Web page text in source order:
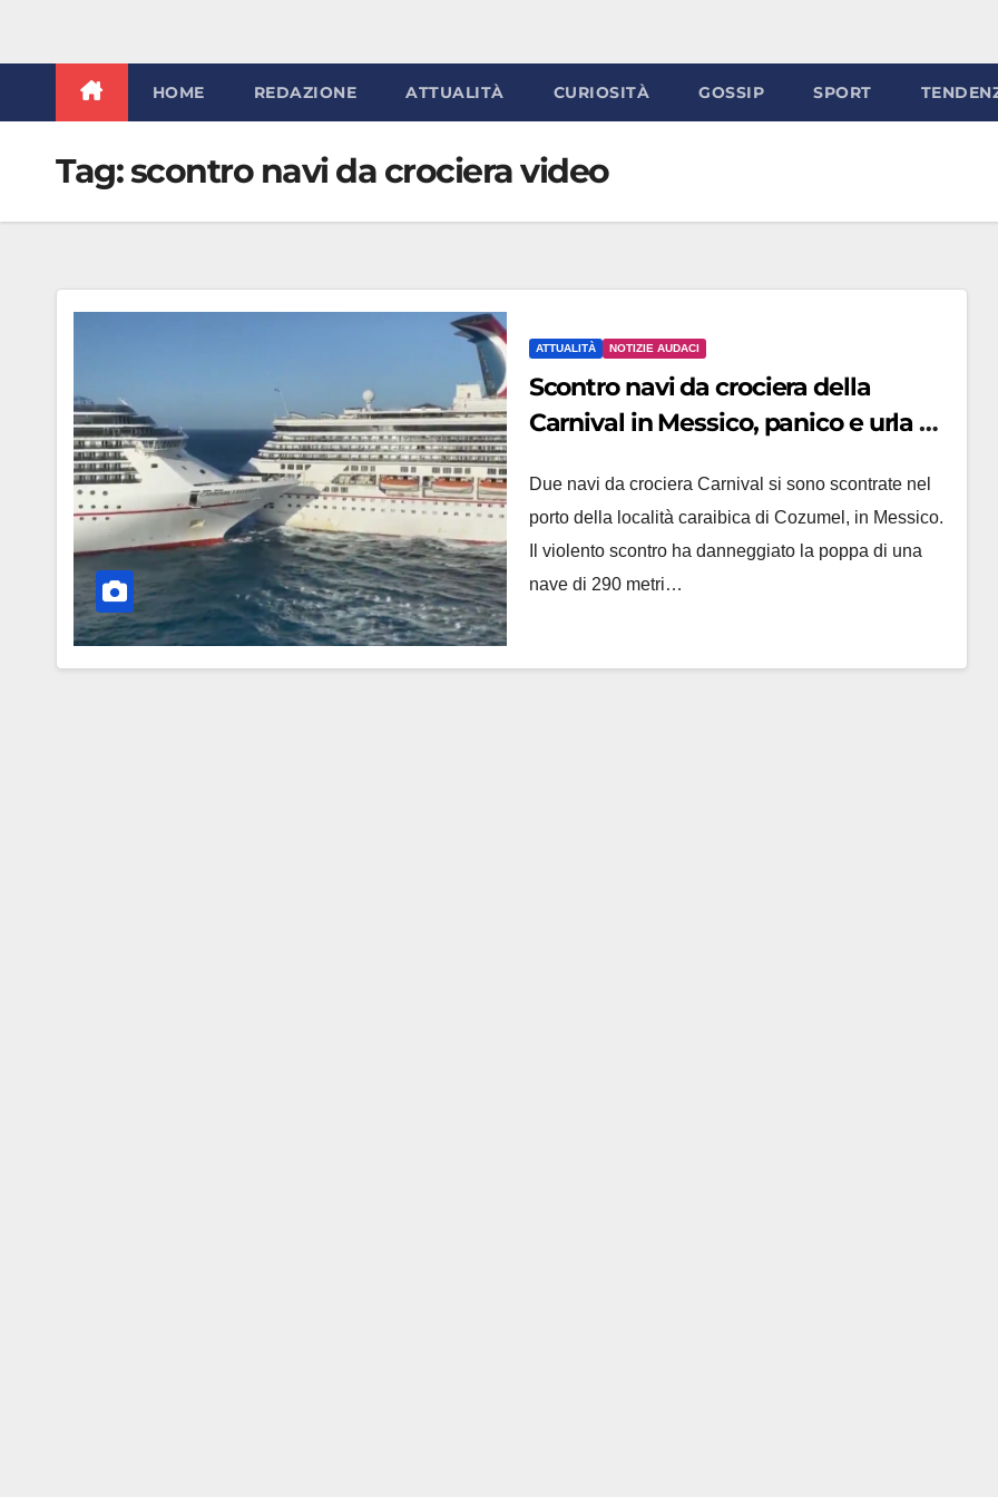
HOME REDAZIONE ATTUALITÀ CURIOSITÀ GOSSIP SPORT
Tag:scontro navi da crociera video
ATTUALITÀ NOTIZIE AUDACI
Scontro navi da crociera della
Carnival in Messico, panico e urla di
Due navi da crociera Carnival si sono scontrate nel
porto della località caraibica di Cozumel, in Messico.
Il violento scontro ha danneggiato la poppa di una
nave di 290 metri…